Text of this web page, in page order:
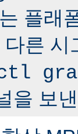
플래
다른 시
을 보